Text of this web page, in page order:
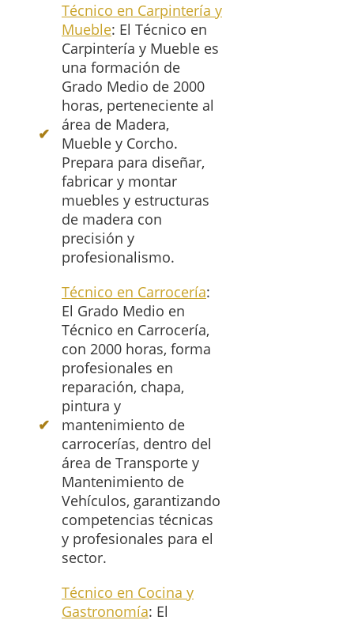
Técnico en Carpintería y
Mueble: El Técnico en
Carpintería y Mueble es
una formación de
Grado Medio de 2000
horas, perteneciente al
área de Madera,
Mueble y Corcho.
Prepara para diseñar,
fabricar y montar
muebles y estructuras
de madera con
precisión y
profesionalismo.
Técnico en Carrocería:
El Grado Medio en
Técnico en Carrocería,
con 2000 horas, forma
profesionales en
reparación, chapa,
pintura y
mantenimiento de
carrocerías, dentro del
área de Transporte y
Mantenimiento de
Vehículos, garantizando
competencias técnicas
y profesionales para el
sector.
Técnico en Cocina y
Gastronomía: El